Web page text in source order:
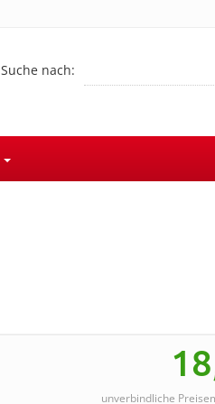
Suche nach:
unverbindliche